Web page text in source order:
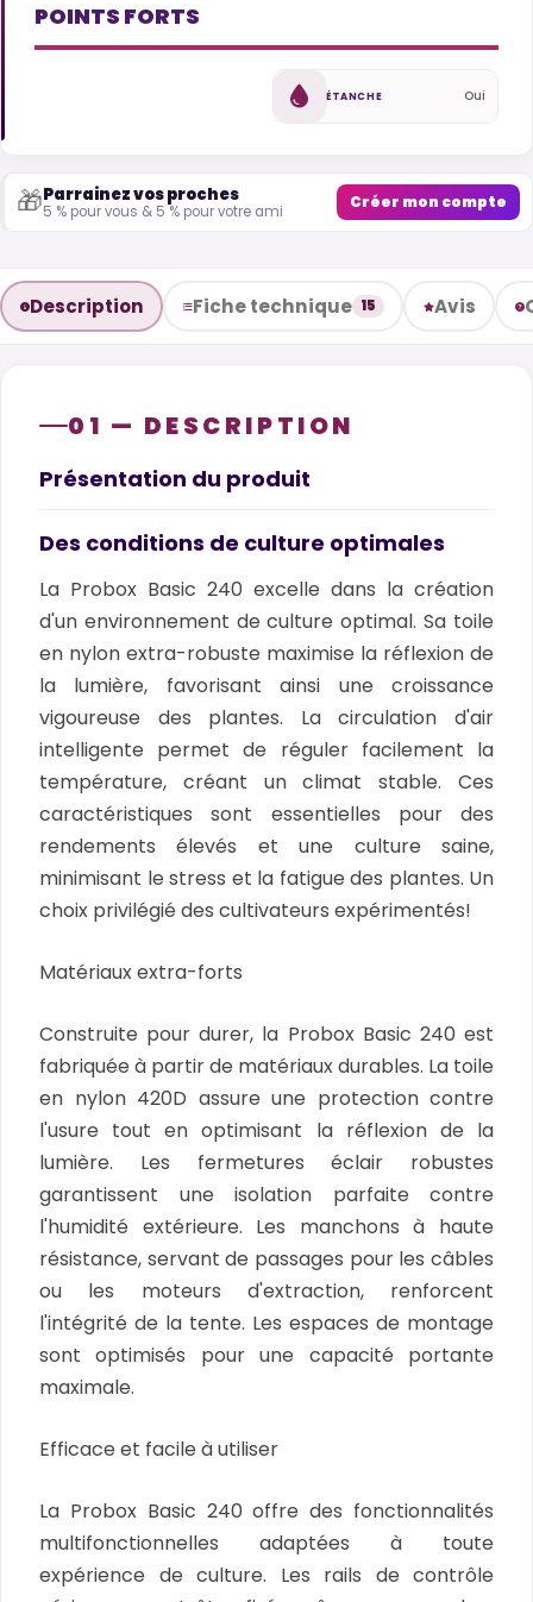
POINTS FORTS
ÉTANCHE Oui
🎁Parrainez vos proches
5 % pour vous & 5 % pour votre ami Créer mon compte
Description Fiche technique 15 Avis
01 — DESCRIPTION
Présentation du produit
Des conditions de culture optimales
La Probox Basic 240 excelle dans la création
d'un environnement de culture optimal. Sa toile
en nylon extra-robuste maximise la réflexion de
la lumière, favorisant ainsi une croissance
vigoureuse des plantes. La circulation d'air
intelligente permet de réguler facilement la
température, créant un climat stable. Ces
caractéristiques sont essentielles pour des
rendements élevés et une culture saine,
minimisant le stress et la fatigue des plantes. Un
choix privilégié des cultivateurs expérimentés!
Matériaux extra-forts
Construite pour durer, la Probox Basic 240 est
fabriquée à partir de matériaux durables. La toile
en nylon 420D assure une protection contre
l'usure tout en optimisant la réflexion de la
lumière. Les fermetures éclair robustes
garantissent une isolation parfaite contre
l'humidité extérieure. Les manchons à haute
résistance, servant de passages pour les câbles
ou les moteurs d'extraction, renforcent
l'intégrité de la tente. Les espaces de montage
sont optimisés pour une capacité portante
maximale.
Efficace et facile à utiliser
La Probox Basic 240 offre des fonctionnalités
multifonctionnelles adaptées à toute
expérience de culture. Les rails de contrôle